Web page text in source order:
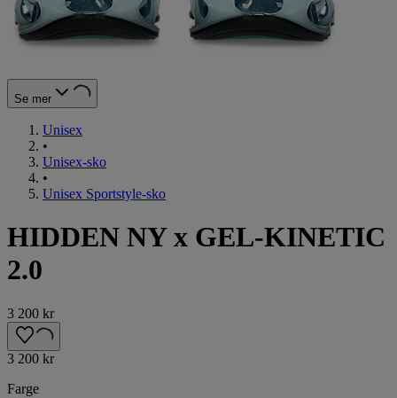
Se mer
Unisex
•
Unisex-sko
•
Unisex Sportstyle-sko
HIDDEN NY x GEL-KINETIC
2.0
3 200 kr
3 200 kr
Farge